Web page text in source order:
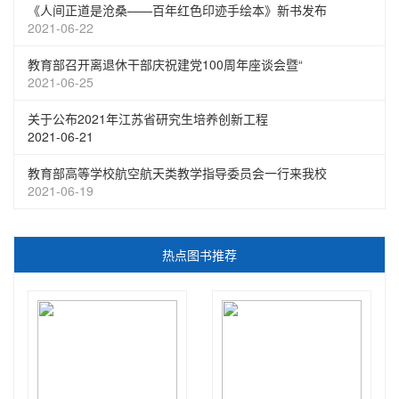
《人间正道是沧桑——百年红色印迹手绘本》新书发布
2021-06-22
教育部召开离退休干部庆祝建党100周年座谈会暨“
2021-06-25
关于公布2021年江苏省研究生培养创新工程
2021-06-21
教育部高等学校航空航天类教学指导委员会一行来我校
2021-06-19
热点图书推荐